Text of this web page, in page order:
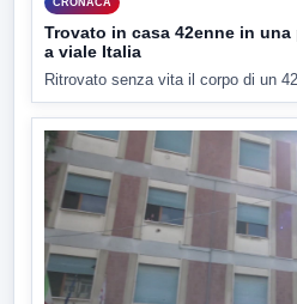
Trovato in casa 42enne in
a viale Italia
Ritrovato senza vita il corpo di un